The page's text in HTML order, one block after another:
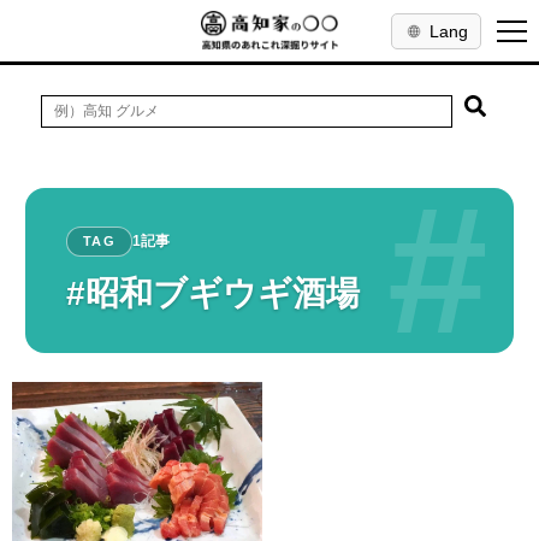
Lang
#
TAG 1記事
#昭和ブギウギ酒場